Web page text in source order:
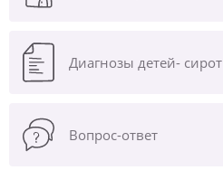
Диагнозы детей- сирот
Вопрос-ответ